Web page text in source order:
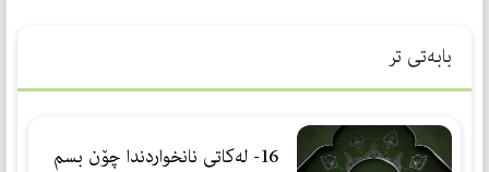
بابەتی تر
16- لەكاتی نانخواردندا چۆن بسم